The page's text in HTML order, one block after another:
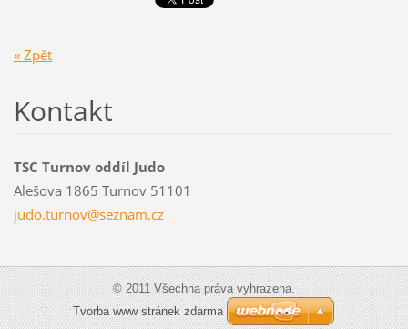
« Zpět
Kontakt
TSC Turnov oddíl Judo
Alešova 1865 Turnov 51101
judo.turnov@seznam.cz
© 2011 Všechna práva vyhrazena.
Tvorba www stránek zdarma